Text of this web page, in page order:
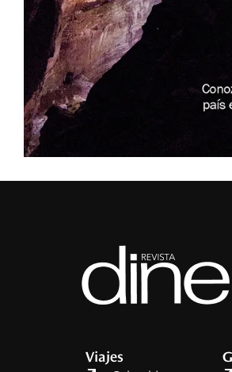
Viajes